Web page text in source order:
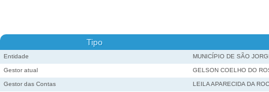
Tipo
Entidade MUNICÍPIO DE SÃO
Gestor atual GELSON COELHO DO
Gestor das Contas LEILA APARECIDA DA